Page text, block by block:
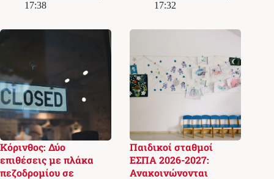
17:38
17:32
Κόρινθος: Δύο
επιθέσεις με πλάκα
πεζοδρομίου σε
Παιδικοί σταθμοί
ΕΣΠΑ 2026-2027:
Ανακοινώνονται